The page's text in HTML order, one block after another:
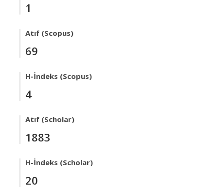
1
Atıf (Scopus)
69
H-İndeks (Scopus)
4
Atıf (Scholar)
1883
H-İndeks (Scholar)
20